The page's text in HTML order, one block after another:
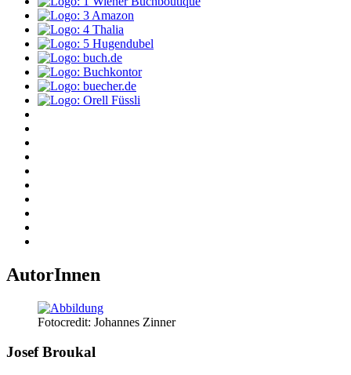
AutorInnen
Fotocredit: Johannes Zinner
Josef Broukal